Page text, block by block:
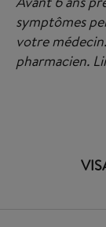
symptômes
votre
pharmacien.